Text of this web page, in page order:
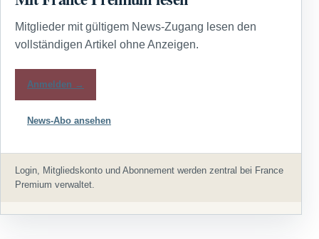
Mitglieder mit gültigem News-Zugang lesen den
vollständigen Artikel ohne Anzeigen.
Anmelden →
News-Abo ansehen
Login, Mitgliedskonto und Abonnement werden zentral bei France
Premium verwaltet.